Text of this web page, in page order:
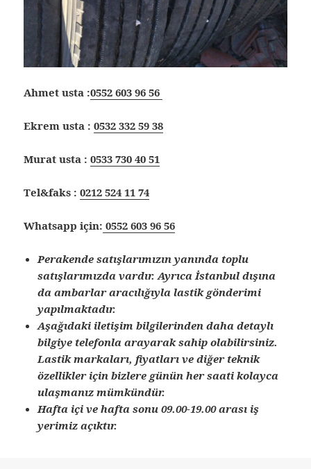
Ahmet usta :0552 603 96 56
Ekrem usta :0532 332 59 38
Murat usta :0533 730 40 51
Tel&faks :0212 524 11 74
Whatsapp için: 0552 603 96 56
Perakende satışlarımızın yanında toplu
satışlarımızda vardır. Ayrıca İstanbul dışına
da ambarlar aracılığıyla lastik gönderimi
yapılmaktadır.
Aşağıdaki iletişim bilgilerinden daha detaylı
bilgiye telefonla arayarak sahip olabilirsiniz.
Lastik markaları, fiyatları ve diğer teknik
özellikler için bizlere günün her saati kolayca
ulaşmanız mümkündür.
Hafta içi ve hafta sonu 09.00-19.00 arası iş
yerimiz açıktır.